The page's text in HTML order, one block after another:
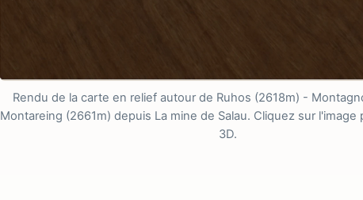
Rendu de la carte en relief autour de Ruhos (2618m) -
Montareing (2661m) depuis La mine de Salau. Cliquez sur l'image
3D.